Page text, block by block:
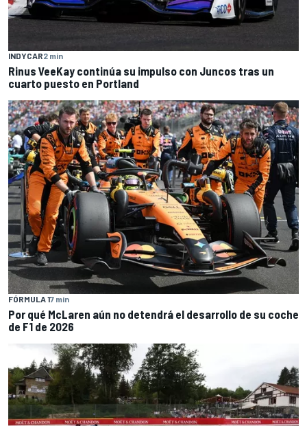
INDYCAR2 min
Rinus VeeKay continúa su impulso con Juncos tras un
cuarto puesto en Portland
FÓRMULA 17 min
Por qué McLaren aún no detendrá el desarrollo de su coche
de F1 de 2026